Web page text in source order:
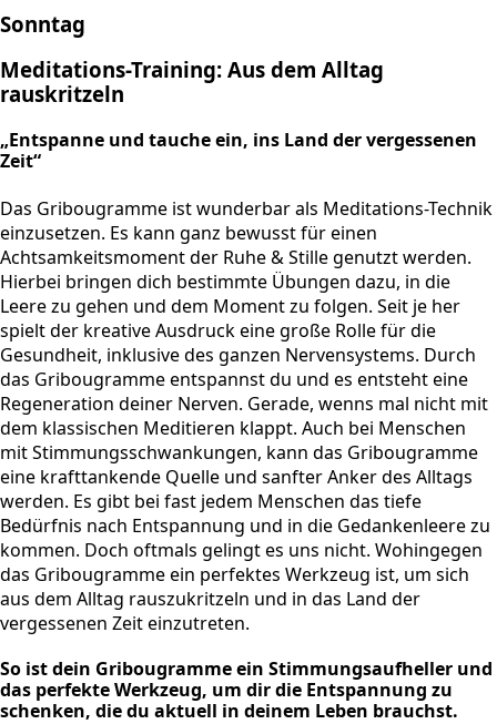
Sonntag
Meditations-Training: Aus dem Alltag
rauskritzeln
„Entspanne und tauche ein, ins Land der vergessenen
Zeit“
Das Gribougramme ist wunderbar als Meditations-Technik
einzusetzen. Es kann ganz bewusst für einen
Achtsamkeitsmoment der Ruhe & Stille genutzt werden.
Hierbei bringen dich bestimmte Übungen dazu, in die
Leere zu gehen und dem Moment zu folgen. Seit je her
spielt der kreative Ausdruck eine große Rolle für die
Gesundheit, inklusive des ganzen Nervensystems. Durch
das Gribougramme entspannst du und es entsteht eine
Regeneration deiner Nerven. Gerade, wenns mal nicht mit
dem klassischen Meditieren klappt. Auch bei Menschen
mit Stimmungsschwankungen, kann das Gribougramme
eine krafttankende Quelle und sanfter Anker des Alltags
werden. Es gibt bei fast jedem Menschen das tiefe
Bedürfnis nach Entspannung und in die Gedankenleere zu
kommen. Doch oftmals gelingt es uns nicht. Wohingegen
das Gribougramme ein perfektes Werkzeug ist, um sich
aus dem Alltag rauszukritzeln und in das Land der
vergessenen Zeit einzutreten.
So ist dein Gribougramme ein Stimmungsaufheller und
das perfekte Werkzeug, um dir die Entspannung zu
schenken, die du aktuell in deinem Leben brauchst.